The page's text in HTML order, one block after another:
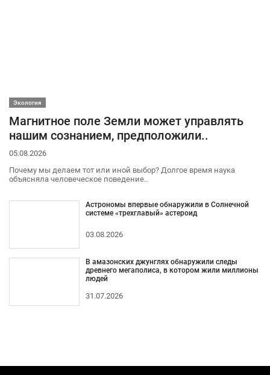
Экология
Магнитное поле Земли может управлять
нашим сознанием, предположили..
05.08.2026
Почему мы делаем тот или иной выбор? Долгое время наука
объясняла человеческое поведение..
Астрономы впервые обнаружили в Солнечной
системе «трехглавый» астероид
03.08.2026
В амазонских джунглях обнаружили следы
древнего мегаполиса, в котором жили миллионы
людей
31.07.2026